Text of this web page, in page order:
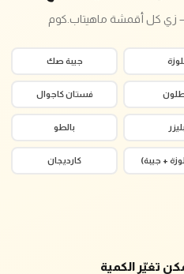
جيبة صك
فستان كاجوال
بليزر بالطو
+ جيبة) كارديجان